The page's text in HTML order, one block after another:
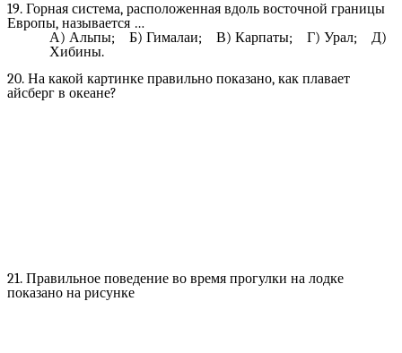
19. Горная система, расположенная вдоль восточной границы
Европы, называется …
А) Альпы; Б) Гималаи; В) Карпаты; Г) Урал; Д)
Хибины.
20. На какой картинке правильно показано, как плавает
айсберг в океане?
21. Правильное поведение во время прогулки на лодке
показано на рисунке